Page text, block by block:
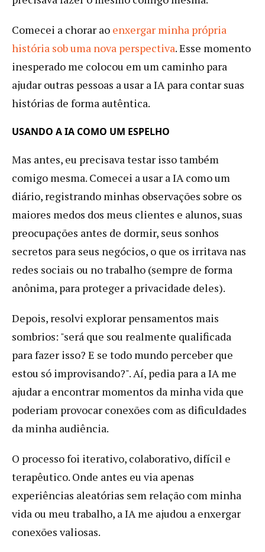
Comecei a chorar ao enxergar minha própria
história sob uma nova perspectiva. Esse momento
inesperado me colocou em um caminho para
ajudar outras pessoas a usar a IA para contar suas
histórias de forma autêntica.
USANDO A IA COMO UM ESPELHO
Mas antes, eu precisava testar isso também
comigo mesma. Comecei a usar a IA como um
diário, registrando minhas observações sobre os
maiores medos dos meus clientes e alunos, suas
preocupações antes de dormir, seus sonhos
secretos para seus negócios, o que os irritava nas
redes sociais ou no trabalho (sempre de forma
anônima, para proteger a privacidade deles).
Depois, resolvi explorar pensamentos mais
sombrios: "será que sou realmente qualificada
para fazer isso? E se todo mundo perceber que
estou só improvisando?". Aí, pedia para a IA me
ajudar a encontrar momentos da minha vida que
poderiam provocar conexões com as dificuldades
da minha audiência.
O processo foi iterativo, colaborativo, difícil e
terapêutico. Onde antes eu via apenas
experiências aleatórias sem relação com minha
vida ou meu trabalho, a IA me ajudou a enxergar
conexões valiosas.